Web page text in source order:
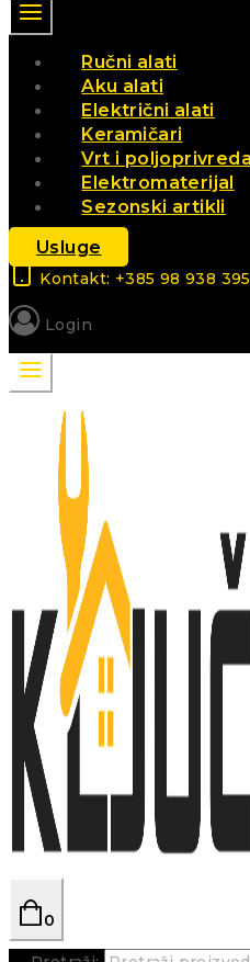
Ručni alati
Aku alati
Električni alati
Keramičari
Vrt i poljoprivreda
Elektromaterijal
Sezonski artikli
Usluge
Kontakt: +385 98 938
Login
0